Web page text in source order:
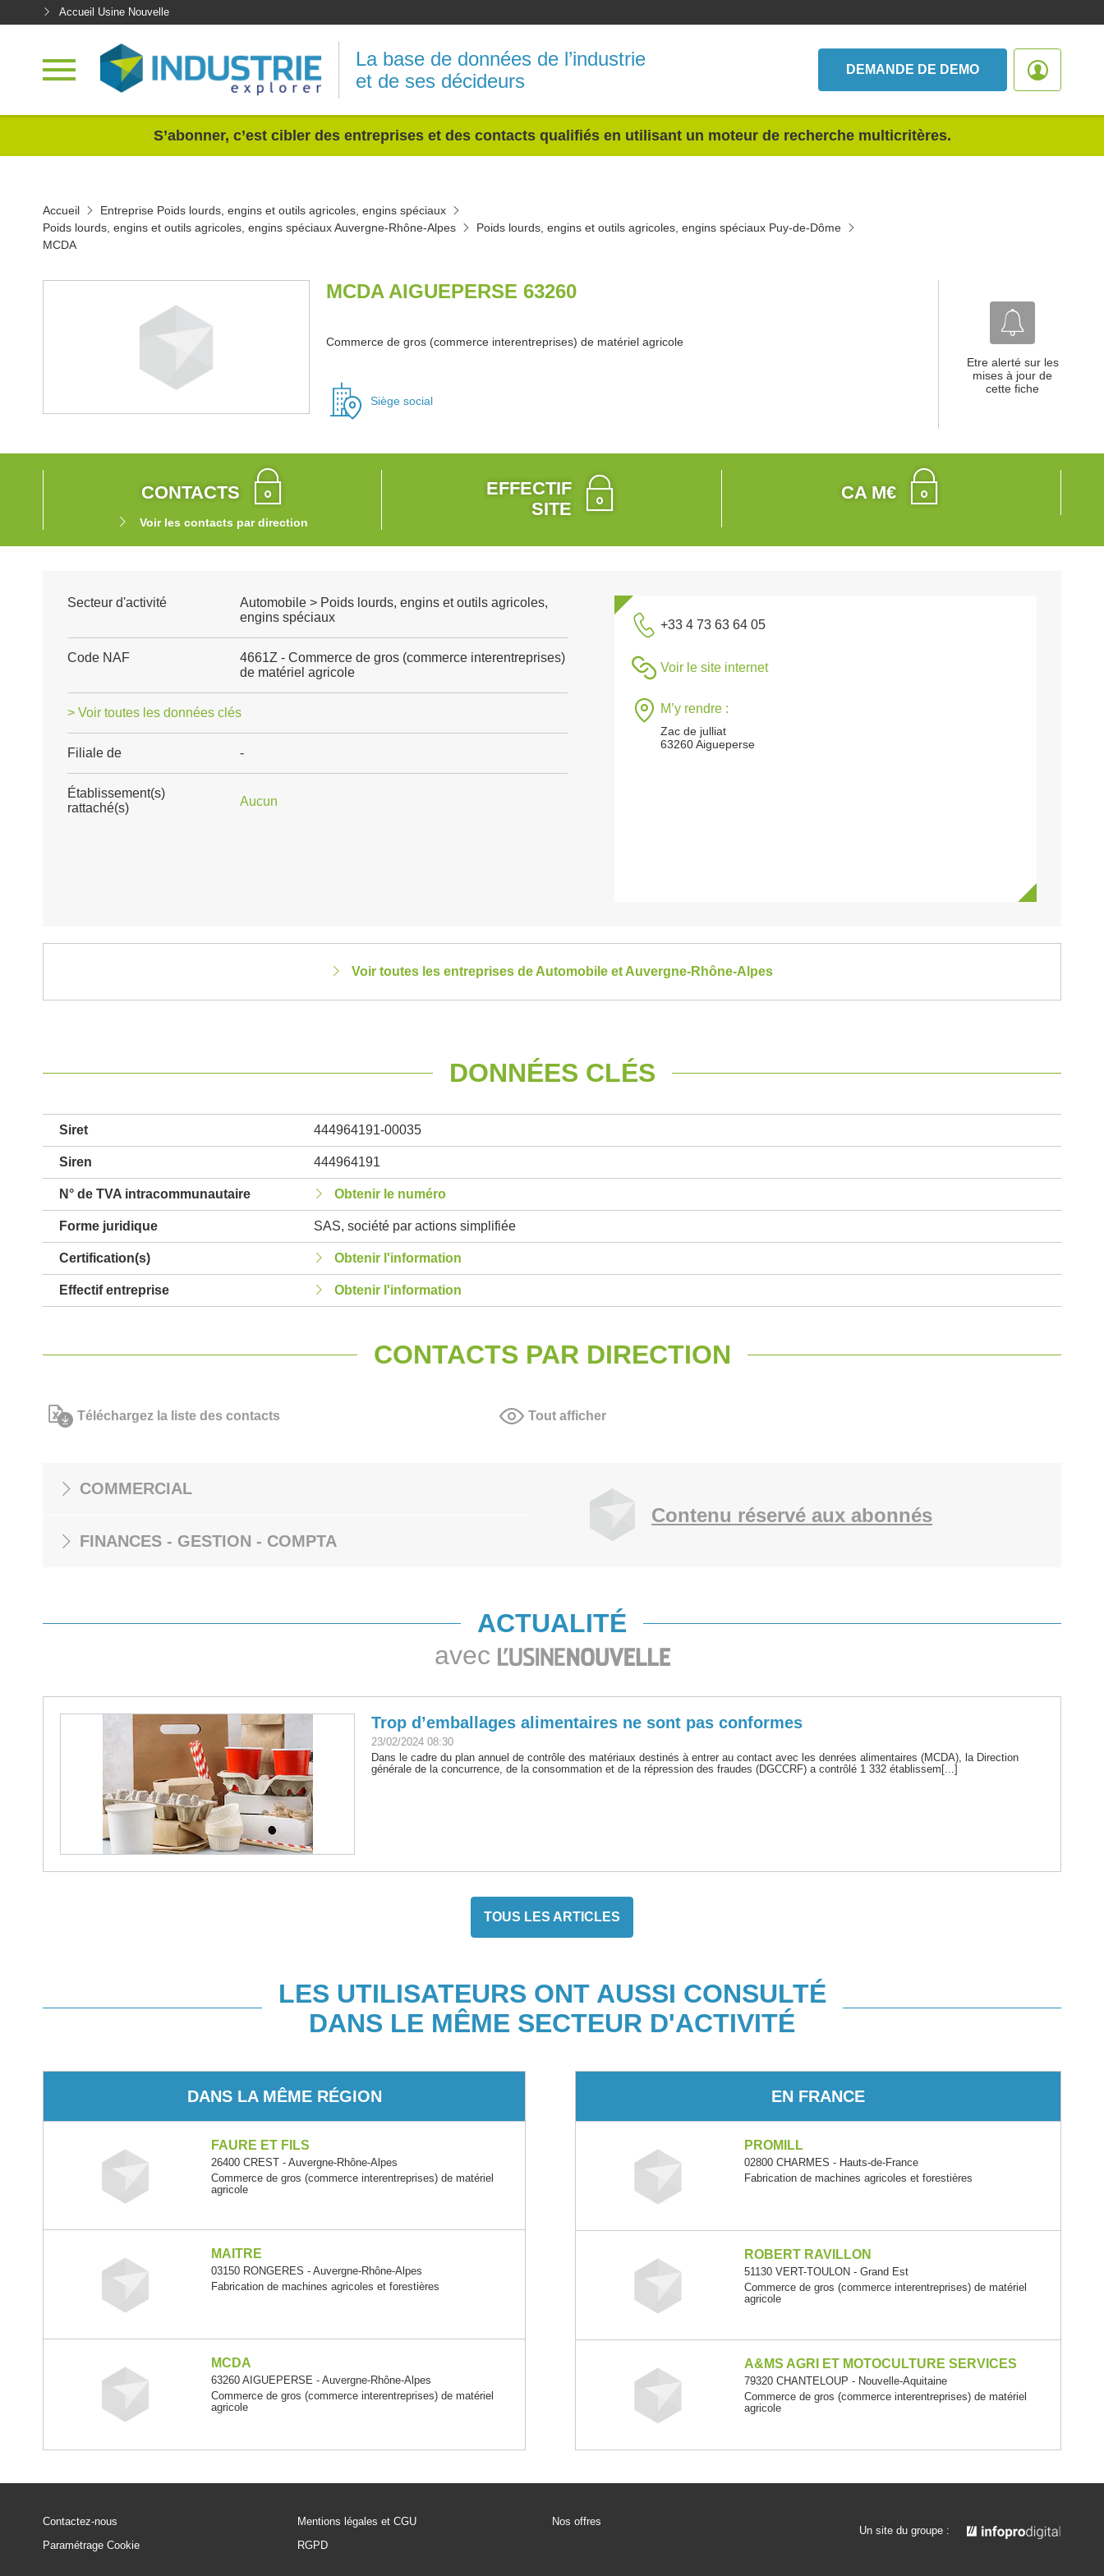
Accueil Usine Nouvelle
La base de données de l’industrie
et de ses décideurs
DEMANDE DE DEMO
S’abonner, c’est cibler des entreprises et des contacts qualifiés en utilisant un moteur de recherche multicritères.
Accueil
Entreprise Poids lourds, engins et outils agricoles, engins spéciaux
Poids lourds, engins et outils agricoles, engins spéciaux Auvergne-Rhône-Alpes
Poids lourds, engins et outils agricoles, engins spéciaux Puy-de-Dôme
MCDA
MCDA AIGUEPERSE 63260
Commerce de gros (commerce interentreprises) de matériel agricole
Siège social
Etre alerté sur les
mises à jour de
cette fiche
CONTACTS
Voir les contacts par direction
EFFECTIF
SITE
CA M€
Secteur d'activité
Automobile > Poids lourds, engins et outils agricoles,
engins spéciaux
Code NAF
4661Z - Commerce de gros (commerce interentreprises)
de matériel agricole
> Voir toutes les données clés
Filiale de -
Établissement(s)
rattaché(s)
Aucun
+33 4 73 63 64 05
Voir le site internet
M’y rendre :
Zac de julliat
63260 Aigueperse
Voir toutes les entreprises de Automobile et Auvergne-Rhône-Alpes
DONNÉES CLÉS
Siret 444964191-00035
Siren 444964191
N° de TVA intracommunautaire Obtenir le numéro
Forme juridique SAS, société par actions simplifiée
Certification(s) Obtenir l'information
Effectif entreprise Obtenir l'information
CONTACTS PAR DIRECTION
Téléchargez la liste des contacts Tout afficher
COMMERCIAL
FINANCES - GESTION - COMPTA
Contenu réservé aux abonnés
ACTUALITÉ
avec
Trop d’emballages alimentaires ne sont pas conformes
23/02/2024 08:30
Dans le cadre du plan annuel de contrôle des matériaux destinés à entrer au contact avec les denrées alimentaires (MCDA), la Direction
générale de la concurrence, de la consommation et de la répression des fraudes (DGCCRF) a contrôlé 1 332 établissem[...]
TOUS LES ARTICLES
LES UTILISATEURS ONT AUSSI CONSULTÉ
DANS LE MÊME SECTEUR D'ACTIVITÉ
DANS LA MÊME RÉGION
FAURE ET FILS
26400 CREST - Auvergne-Rhône-Alpes
Commerce de gros (commerce interentreprises) de matériel
agricole
MAITRE
03150 RONGERES - Auvergne-Rhône-Alpes
Fabrication de machines agricoles et forestières
MCDA
63260 AIGUEPERSE - Auvergne-Rhône-Alpes
Commerce de gros (commerce interentreprises) de matériel
agricole
EN FRANCE
PROMILL
02800 CHARMES - Hauts-de-France
Fabrication de machines agricoles et forestières
ROBERT RAVILLON
51130 VERT-TOULON - Grand Est
Commerce de gros (commerce interentreprises) de matériel
agricole
A&MS AGRI ET MOTOCULTURE SERVICES
79320 CHANTELOUP - Nouvelle-Aquitaine
Commerce de gros (commerce interentreprises) de matériel
agricole
Contactez-nous
Paramétrage Cookie
Mentions légales et CGU
RGPD
Nos offres
Un site du groupe :